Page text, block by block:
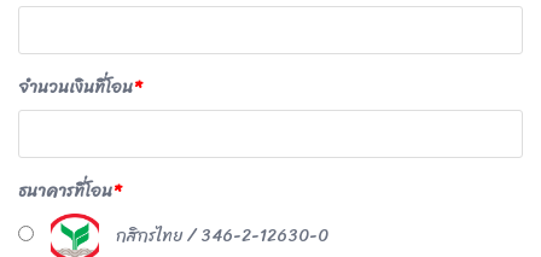
จำนวนเงินที่โอน*
ธนาคารที่โอน*
กสิกรไทย / 346-2-12630-0